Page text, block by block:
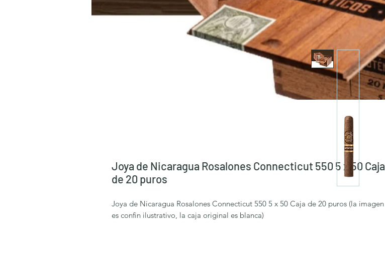
Joya de Nicaragua Rosalones Connecticut 550 5 x 50 Caja
de 20 puros
Joya de Nicaragua Rosalones Connecticut 550 5 x 50 Caja de 20 puros (la imagen
es confin ilustrativo, la caja original es blanca)